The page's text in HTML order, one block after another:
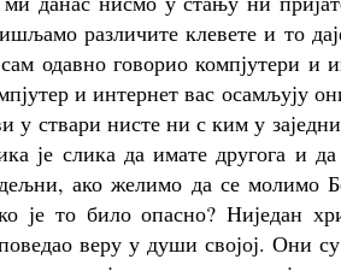
различите клевете и то
одавно говорио компјутери
и интернет вас осамљују
у ствари нисте ни с ким у
је слика да имате другога и
ако желимо да се молимо
је то било опасно? Ниједан
веру у души својој. Они